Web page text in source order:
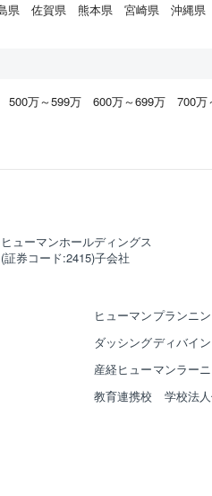
県 佐賀県 熊本県 宮崎県 沖縄県
500万～599万 600万～699万 700万
ヒューマンホールディングス
(証券コード:2415)子会社
ヒューマンプランニ
ダッシングディバイ
産経ヒューマンラー
教育連携校 学校法